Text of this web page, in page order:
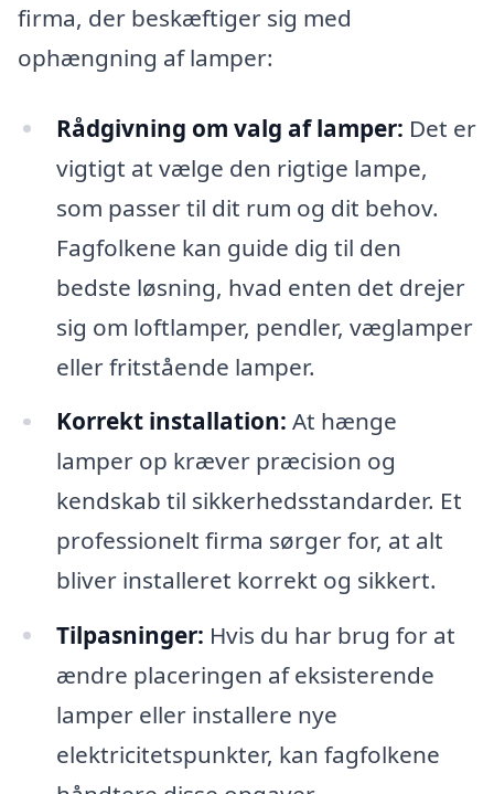
firma, der beskæftiger sig med
ophængning af lamper:
Rådgivning om valg af lamper: Det er
vigtigt at vælge den rigtige lampe,
som passer til dit rum og dit behov.
Fagfolkene kan guide dig til den
bedste løsning, hvad enten det drejer
sig om loftlamper, pendler, væglamper
eller fritstående lamper.
Korrekt installation: At hænge
lamper op kræver præcision og
kendskab til sikkerhedsstandarder. Et
professionelt firma sørger for, at alt
bliver installeret korrekt og sikkert.
Tilpasninger: Hvis du har brug for at
ændre placeringen af eksisterende
lamper eller installere nye
elektricitetspunkter, kan fagfolkene